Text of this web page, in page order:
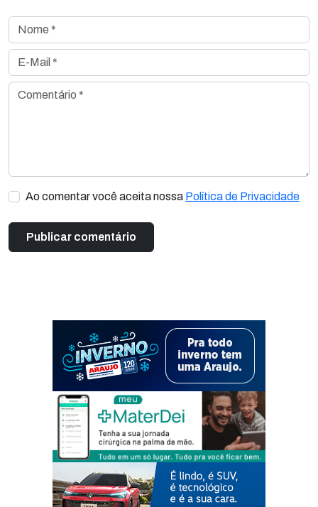
Nome *
E-Mail *
Comentário *
Ao comentar você aceita nossa Política de Privacidade